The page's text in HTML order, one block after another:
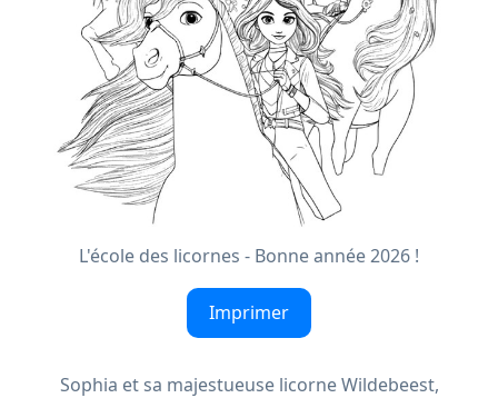
L'école des licornes - Bonne année 2026 !
Imprimer
Sophia et sa majestueuse licorne Wildebeest,